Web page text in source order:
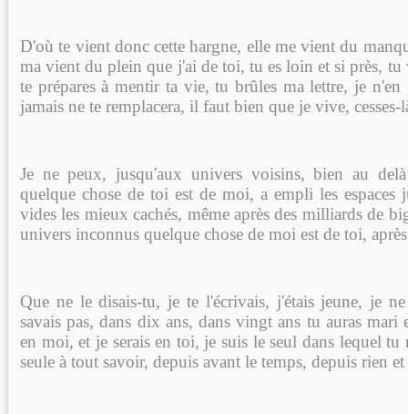
D'où te vient donc cette hargne, elle me vient du
ma vient du plein que j'ai de toi, tu es loin et si près, tu
te prépares à mentir ta vie, tu brûles ma lettre, je n'en
jamais ne te remplacera, il faut bien que je vive, cesses-
Je ne peux, jusqu'aux univers voisins, bien au
quelque chose de toi est de moi, a empli les espaces
vides les mieux cachés, même après des milliards de
univers inconnus quelque chose de moi est de toi,
Que ne le disais-tu, je te l'écrivais, j'étais jeune, je
savais pas, dans dix ans, dans vingt ans tu auras mari
en moi, et je serais en toi, je suis le seul dans lequel tu
seule à tout savoir, depuis avant le temps, depuis rien